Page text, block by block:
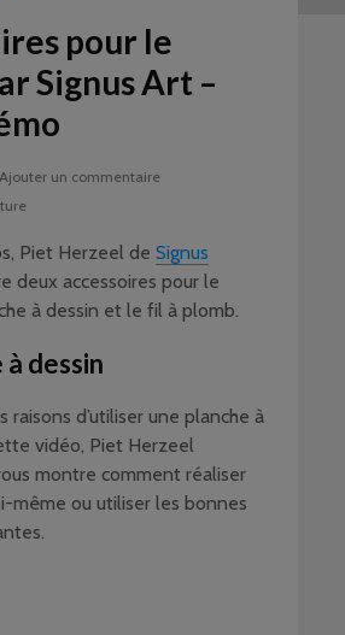
pour le
Signus Art –
Ajouter un commentaire
Piet Herzeel de Signus
deux accessoires pour le
à dessin et le fil à plomb.
à dessin
raisons d’utiliser une planche à
vidéo, Piet Herzeel
montre comment réaliser
même ou utiliser les bonnes